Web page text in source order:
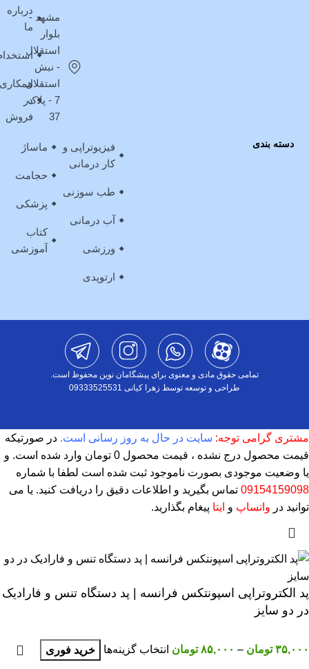
مشهد -
بلوار
استقلال
- نبش
استقلال
7 - پلاک
37
درباره
ما
در
فروش
دسته بندی
فیزیوتراپی و
کار درمانی
طب سوزنی
آب درمانی
ورزشی
ارتوپدی
ماساژ
حجامت
پزشکی
کتاب
آموزشی
تمامی حقوق مادی و معنوی برای پیشگامان نوین محفوظ است.
طراحی و توسعه توسط زهرا کیانی 09333525531
مشتری گرامی توجه: سایت در حال به روز رسانی است. در صورتیکه
قیمت محصول درج نشده ، قیمت محصول 0 تومان وارد شده است. و
یا وضعیت موجودی بصورت ناموجود ثبت شده است لطفا با شماره
09154159098 تماس بگیرید و اطلاعات دقیق را دریافت کنید. یا می
توانید در واتساپ و ایتا پیغام بگذارید.
پد الکتروتراپی اسپونتکس فرانسه | پد دستگاه تنس و فارادیک
در دو سایز
۳۵,۰۰۰ تومان – ۸۵,۰۰۰ تومان انتخاب گزینه‌ها خرید فوری